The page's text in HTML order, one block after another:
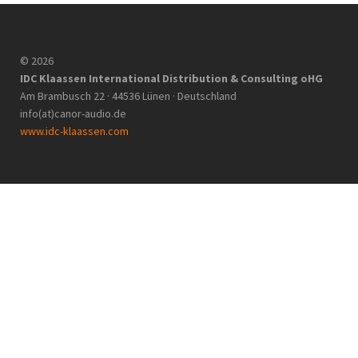
© 2026
IDC Klaassen International Distribution & Consulting oHG
Am Brambusch 22 · 44536 Lünen · Deutschland
info(at)canor-audio.de
www.idc-klaassen.com